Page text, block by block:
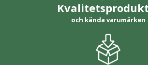
och kända varumärken